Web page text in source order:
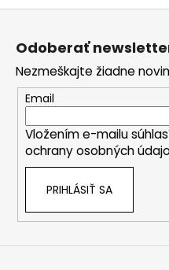
Z
Odoberať
Nezmeškajte žiadne
Email
Vložením e-mailu
ochrany osobných
PRIHLÁSIŤ SA